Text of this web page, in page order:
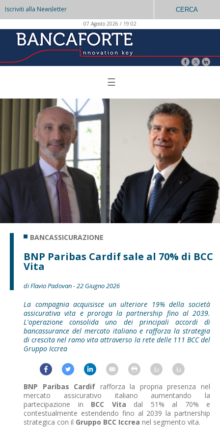
Iscriviti alla Newsletter CERCA
07 Agosto 2026 / 19:02
☰
BANCASSICURAZIONE
BNP Paribas Cardif sale al 70% di BCC
Vita
di Flavio Padovan - 22 Giugno 2026
La compagnia acquisisce un ulteriore 19% della società
assicurativa vita e proroga la partnership fino al 2039.
L'operazione consolida uno dei principali accordi di
bancassurance del mercato italiano e rafforza la strategia
di crescita nel ramo vita attraverso la rete delle 111 BCC del
Gruppo Iccrea
BNP Paribas Cardif rafforza la propria presenza nel
mercato assicurativo italiano aumentando la
partecipazione in BCC Vita dal 51% al 70% e
contestualmente estendendo fino al 2039 la partnership
strategica con il Gruppo BCC Iccrea nel segmento vita.